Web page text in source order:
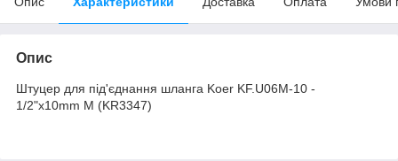
Опис
Штуцер для під'єднання шланга Koer KF.U06M-10 -
1/2"x10mm M (KR3347)